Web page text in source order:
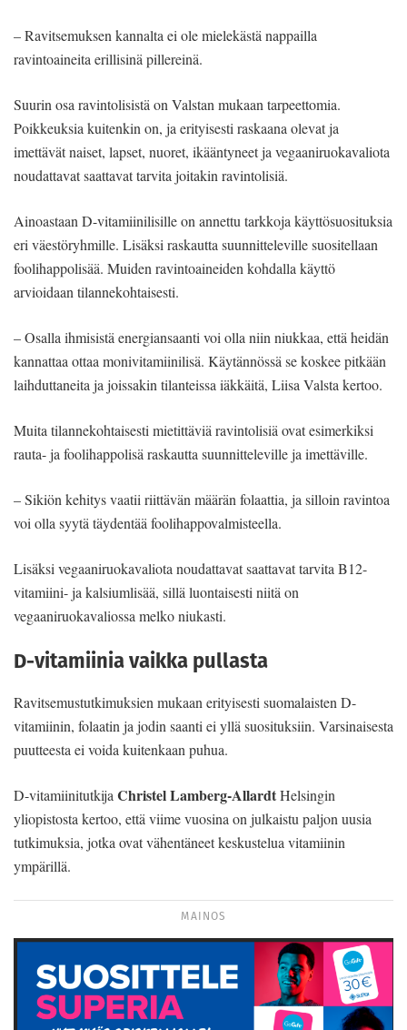
– Ravitsemuksen kannalta ei ole mielekästä nappailla
ravintoaineita eril­lisinä pillereinä.
Suurin osa ravintolisistä on Vals­tan mukaan tarpeettomia.
Poikkeuk­sia kuitenkin on, ja erityisesti raskaana olevat ja
imettävät naiset, lapset, nuo­ret, ikääntyneet ja vegaaniruokavalio­ta
noudattavat saattavat tarvita joitakin ravintolisiä.
Ainoastaan D-vitamiinilisille on an­nettu tarkkoja käyttösuosituksia
eri väestöryhmille. Lisäksi raskautta suun­nitteleville suositellaan
foolihappolisää. Muiden ravintoaineiden kohdalla käyt­tö
arvioidaan tilannekohtaisesti.
– Osalla ihmisistä energiansaanti voi olla niin niukkaa, että heidän
kannattaa ottaa monivitamiinilisä. Käytännössä se koskee pitkään
laihduttaneita ja joissa­kin tilanteissa iäkkäitä, Liisa Valsta ker­too.
Muita tilannekohtaisesti mietittä­viä ravintolisiä ovat esimerkiksi
rauta- ja foolihappolisä raskautta suunnittele­ville ja imettäville.
– Sikiön kehitys vaatii riittävän mää­rän folaattia, ja silloin ravintoa
voi olla syytä täydentää foolihappovalmisteella.
Lisäksi vegaaniruokavaliota noudat­tavat saattavat tarvita B12-
vitamiini- ja kalsiumlisää, sillä luontaisesti niitä on
vegaaniruokavaliossa melko niukasti.
D-vitamiinia vaikka pullasta
Ravitsemustutkimuksien mukaan eri­tyisesti suomalaisten D-
vitamiinin, fo­laatin ja jodin saanti ei yllä suosituk­siin. Varsinaisesta
puutteesta ei voida kuitenkaan puhua.
D-vitamiinitutkija Christel Lam­berg-AllardtHelsingin
yliopistosta ker­too, että viime vuosina on julkaistu pal­jon uusia
tutkimuksia, jotka ovat vähen­täneet keskustelua vitamiinin
ympärillä.
MAINOS